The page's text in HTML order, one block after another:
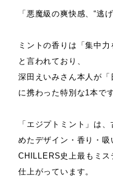
「悪魔級の爽快感、“逃
ミントの香りは「集中
と言われており、
深田えいみさん本人が
に携わった特別な1本です
「エジプトミント」は
めたデザイン・香り・吸
CHILLERS史上最もミ
仕上がっています。